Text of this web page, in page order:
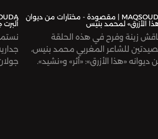
MAQSOUDA | مقصودة - مختارات من ديوان
الأزرق» لمحمد بنيس
زينة وفرح في هذه الحلقة
للشاعر المغربي محمد بنيس،
ديوانه «هذا الأزرق»: «أثر» و«نشيد».